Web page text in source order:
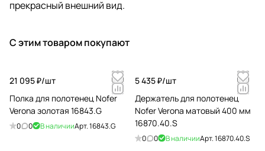
прекрасный внешний вид.
С этим товаром покупают
21 095 ₽/шт
Полка для полотенец Nofer
Verona золотая 16843.G
0 0 В наличииАрт.16843.G
5 435 ₽/шт
Держатель для полотенец
Nofer Verona матовый 400 мм
16870.40.S
0 0 В наличииАрт.16870.40.S